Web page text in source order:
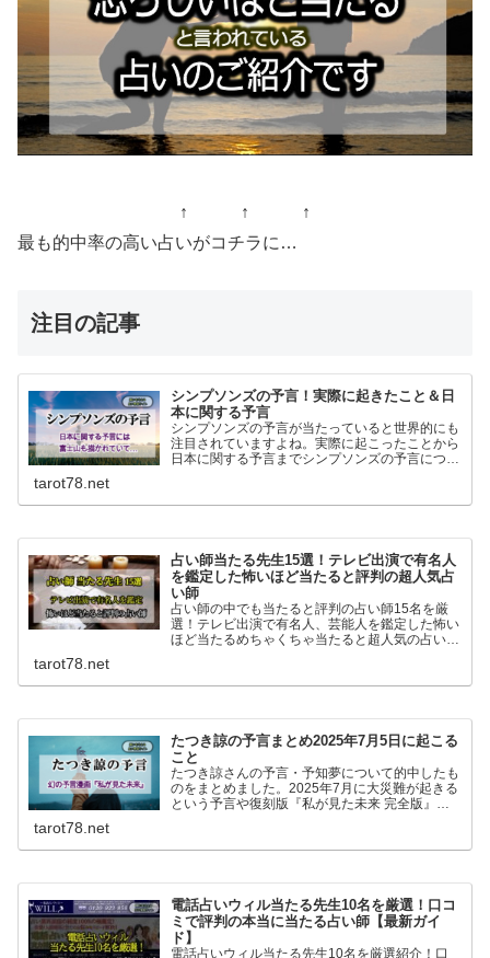
↑ ↑ ↑
最も的中率の高い占いがコチラに…
注目の記事
シンプソンズの予言！実際に起きたこと＆日
本に関する予言
シンプソンズの予言が当たっていると世界的にも
注目されていますよね。実際に起こったことから
日本に関する予言までシンプソンズの予言につい
tarot78.net
占い師当たる先生15選！テレビ出演で有名人
を鑑定した怖いほど当たると評判の超人気占
い師
占い師の中でも当たると評判の占い師15名を厳
選！テレビ出演で有名人、芸能人を鑑定した怖い
ほど当たるめちゃくちゃ当たると超人気の占い師
です！
tarot78.net
たつき諒の予言まとめ2025年7月5日に起こる
こと
たつき諒さんの予言・予知夢について的中したも
のをまとめました。2025年7月に大災難が起きる
という予言や復刻版『私が見た未来 完全版』に
tarot78.net
電話占いウィル当たる先生10名を厳選！口コ
ミで評判の本当に当たる占い師【最新ガイ
ド】
電話占いウィル当たる先生10名を厳選紹介！口